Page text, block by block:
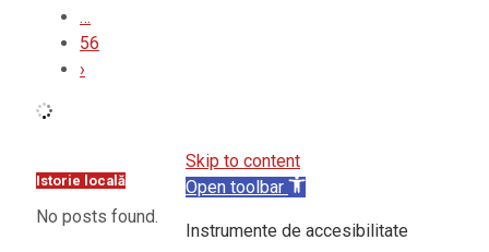
…
56
›
Istorie locală
No posts found.
Skip to content
Open toolbar
Instrumente de accesibilitate